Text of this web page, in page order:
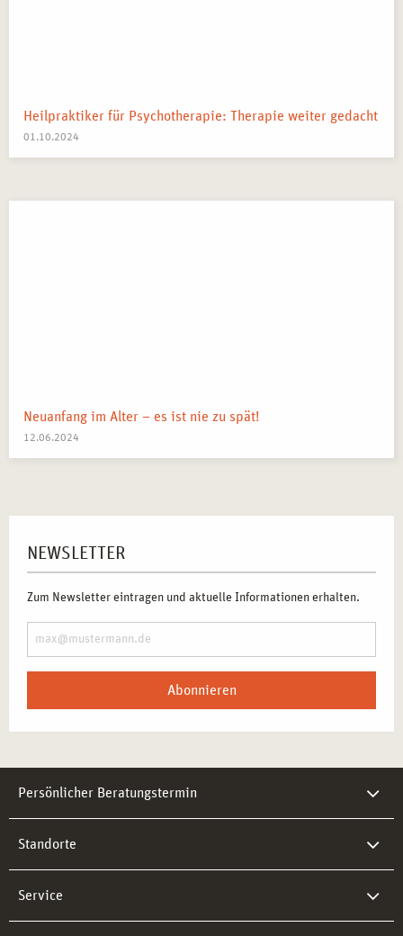
Heilpraktiker für Psychotherapie: Therapie weiter gedacht
01.10.2024
Neuanfang im Alter – es ist nie zu spät!
12.06.2024
NEWSLETTER
Zum Newsletter eintragen und aktuelle Informationen erhalten.
Abonnieren
Persönlicher Beratungstermin
Standorte
Service